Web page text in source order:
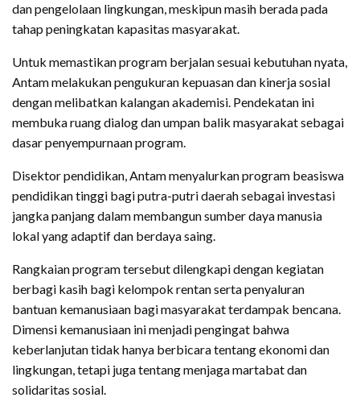
dan pengelolaan lingkungan, meskipun masih berada pada
tahap peningkatan kapasitas masyarakat.
Untuk memastikan program berjalan sesuai kebutuhan nyata,
Antam melakukan pengukuran kepuasan dan kinerja sosial
dengan melibatkan kalangan akademisi. Pendekatan ini
membuka ruang dialog dan umpan balik masyarakat sebagai
dasar penyempurnaan program.
Disektor pendidikan, Antam menyalurkan program beasiswa
pendidikan tinggi bagi putra-putri daerah sebagai investasi
jangka panjang dalam membangun sumber daya manusia
lokal yang adaptif dan berdaya saing.
Rangkaian program tersebut dilengkapi dengan kegiatan
berbagi kasih bagi kelompok rentan serta penyaluran
bantuan kemanusiaan bagi masyarakat terdampak bencana.
Dimensi kemanusiaan ini menjadi pengingat bahwa
keberlanjutan tidak hanya berbicara tentang ekonomi dan
lingkungan, tetapi juga tentang menjaga martabat dan
solidaritas sosial.